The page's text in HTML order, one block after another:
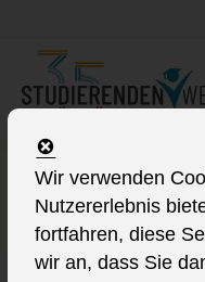
Wir verwenden
Nutzererlebnis
fortfahren, diese
wir an, dass Sie